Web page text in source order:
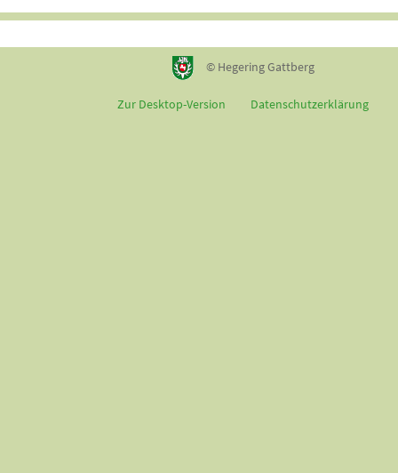
© Hegering Gattberg
Zur Desktop-Version Datenschutzerklärung